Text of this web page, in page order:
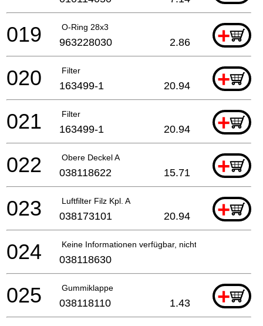
O-Ring 28x3 +
019 963228030 2.86
Filter +
020 163499-1 20.94
Filter +
021 163499-1 20.94
Obere Deckel A +
022 038118622 15.71
Luftfilter Filz Kpl. A +
023 038173101 20.94
Keine Informationen verfügbar, nicht bestellbar
024 038118630
Gummiklappe +
025 038118110 1.43